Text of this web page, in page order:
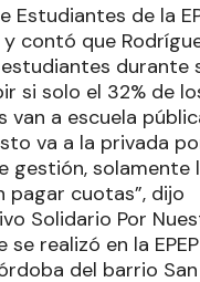
Estudiantes de la
contó que
durante
si solo el 32% de
van a escuela
va a la privada
gestión, solamente
pagar cuotas”, dijo
Solidario Por
se realizó en la
del barrio